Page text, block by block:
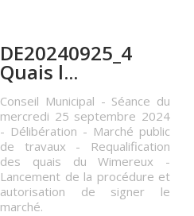
DE20240925_4
Quais l...
Conseil Municipal - Séance du
mercredi 25 septembre 2024
- Délibération - Marché public
de travaux - Requalification
des quais du Wimereux -
Lancement de la procédure et
autorisation de signer le
marché.